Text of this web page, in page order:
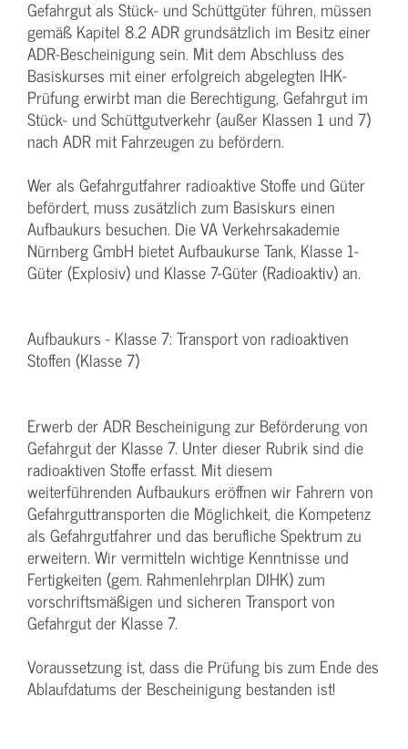
Gefahrgut als Stück- und Schüttgüter führen, müssen
gemäß Kapitel 8.2 ADR grundsätzlich im Besitz einer
ADR-Bescheinigung sein. Mit dem Abschluss des
Basiskurses mit einer erfolgreich abgelegten IHK-
Prüfung erwirbt man die Berechtigung, Gefahrgut im
Stück- und Schüttgutverkehr (außer Klassen 1 und 7)
nach ADR mit Fahrzeugen zu befördern.
Wer als Gefahrgutfahrer radioaktive Stoffe und Güter
befördert, muss zusätzlich zum Basiskurs einen
Aufbaukurs besuchen. Die VA Verkehrsakademie
Nürnberg GmbH bietet Aufbaukurse Tank, Klasse 1-
Güter (Explosiv) und Klasse 7-Güter (Radioaktiv) an.
Aufbaukurs - Klasse 7: Transport von radioaktiven
Stoffen (Klasse 7)
Erwerb der ADR Bescheinigung zur Beförderung von
Gefahrgut der Klasse 7. Unter dieser Rubrik sind die
radioaktiven Stoffe erfasst. Mit diesem
weiterführenden Aufbaukurs eröffnen wir Fahrern von
Gefahrguttransporten die Möglichkeit, die Kompetenz
als Gefahrgutfahrer und das berufliche Spektrum zu
erweitern. Wir vermitteln wichtige Kenntnisse und
Fertigkeiten (gem. Rahmenlehrplan DIHK) zum
vorschriftsmäßigen und sicheren Transport von
Gefahrgut der Klasse 7.
Voraussetzung ist, dass die Prüfung bis zum Ende des
Ablaufdatums der Bescheinigung bestanden ist!